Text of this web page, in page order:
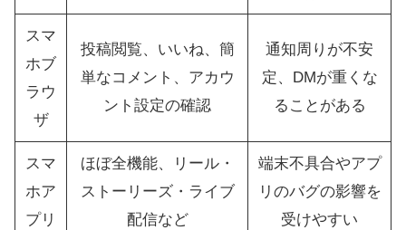
スマ
ホブ
ラウ
ザ
投稿閲覧、いいね、簡
単なコメント、アカウ
ント設定の確認
通知周りが不安
定、DMが重くな
ることがある
スマ
ホア
プリ
ほぼ全機能、リール・
ストーリーズ・ライブ
配信など
端末不具合やアプ
リのバグの影響を
受けやすい